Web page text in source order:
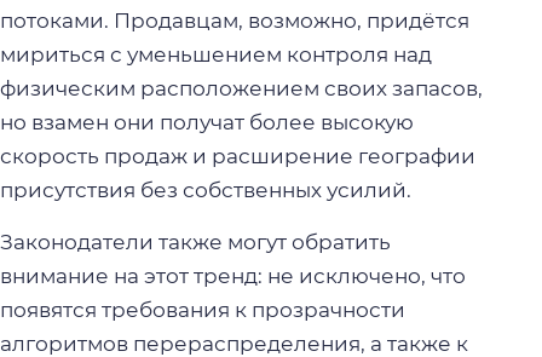
потоками. Продавцам, возможно, придётся
мириться с уменьшением контроля над
физическим расположением своих запасов,
но взамен они получат более высокую
скорость продаж и расширение географии
присутствия без собственных усилий.
Законодатели также могут обратить
внимание на этот тренд: не исключено, что
появятся требования к прозрачности
алгоритмов перераспределения, а также к